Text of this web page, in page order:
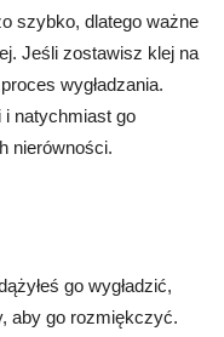
szybko, dlatego ważne
Jeśli zostawisz klej na
wygładzania.
i natychmiast go
nierówności.
go wygładzić,
aby go rozmiękczyć.